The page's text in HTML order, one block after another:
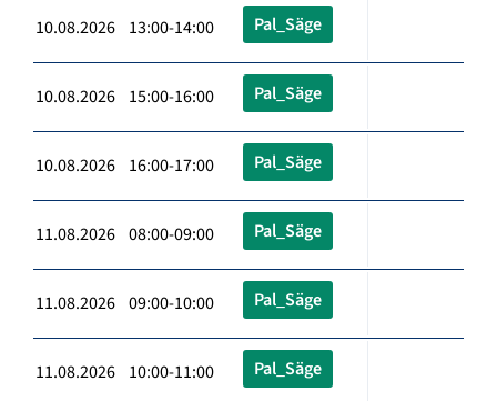
10.08.2026 13:00-14:00 Pal_Säge
10.08.2026 15:00-16:00 Pal_Säge
10.08.2026 16:00-17:00 Pal_Säge
11.08.2026 08:00-09:00 Pal_Säge
11.08.2026 09:00-10:00 Pal_Säge
11.08.2026 10:00-11:00 Pal_Säge